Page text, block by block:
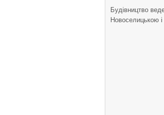
Будівництво
Новоселицькою